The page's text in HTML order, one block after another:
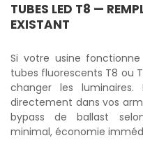
TUBES LED T8 —
EXISTANT
Si votre usine
tubes fluorescents T8 ou
changer les luminaires.
directement dans vos
bypass de ballast
minimal, économie